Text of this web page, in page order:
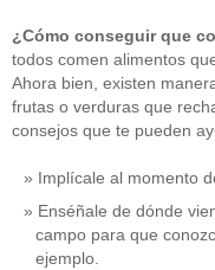
¿Cómo conseguir que
todos comen alimentos
Ahora bien, existen
frutas o verduras que
consejos que te pueden
Implícale al momento
Enséñale de dónde
campo para que
ejemplo.